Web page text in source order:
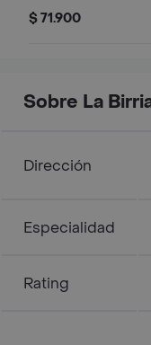
mozzarella y pico de
$ 71.900
Sobre La
Dirección
Especialidad
Rating